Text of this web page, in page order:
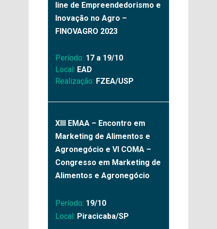
line de Empreendedorismo e
Inovação no Agro –
FINOVAGRO 2023
Período: 17 a 19/10
Local: EAD
Realização: FZEA/USP
XIII EMAA – Encontro em
Marketing de Alimentos e
Agronegócio e VI COMA –
Congresso em Marketing de
Alimentos e Agronegócio
Período: 19/10
Local: Piracicaba/SP